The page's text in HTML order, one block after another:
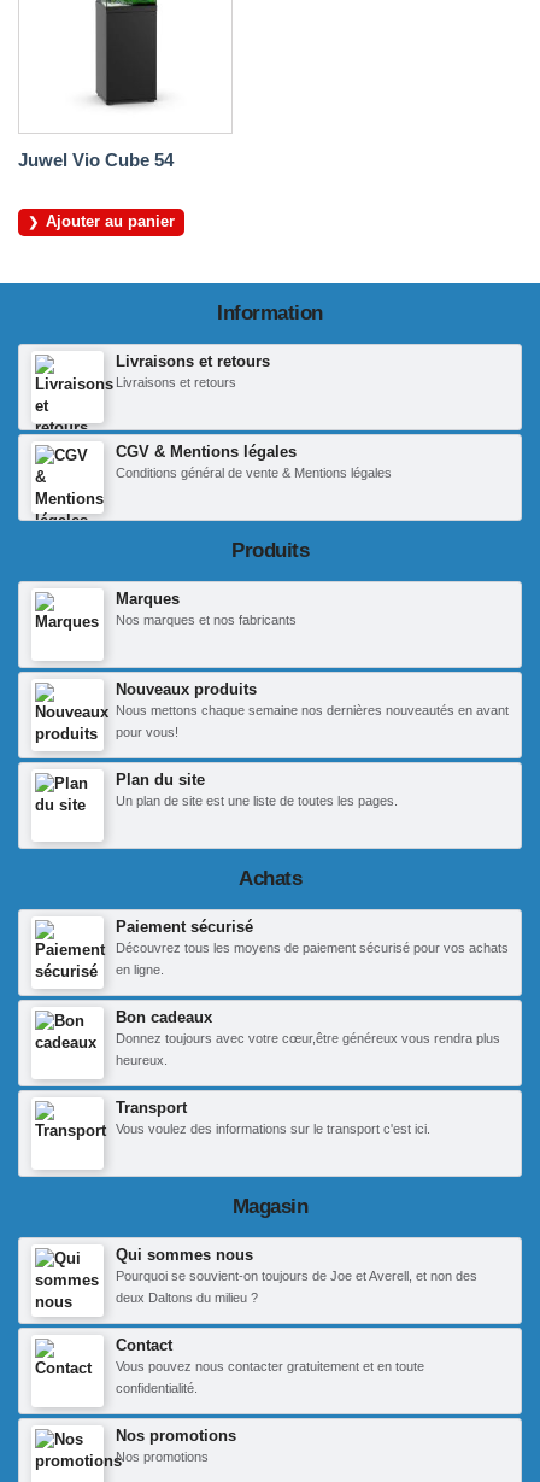
Juwel Vio Cube 54
Ajouter au panier
Information
Livraisons et retours
Livraisons et retours
CGV & Mentions légales
Conditions général de vente & Mentions légales
Produits
Marques
Nos marques et nos fabricants
Nouveaux produits
Nous mettons chaque semaine nos dernières nouveautés en avant
pour vous!
Plan du site
Un plan de site est une liste de toutes les pages.
Achats
Paiement sécurisé
Découvrez tous les moyens de paiement sécurisé pour vos achats
en ligne.
Bon cadeaux
Donnez toujours avec votre cœur,être généreux vous rendra plus
heureux.
Transport
Vous voulez des informations sur le transport c'est ici.
Magasin
Qui sommes nous
Pourquoi se souvient-on toujours de Joe et Averell, et non des
deux Daltons du milieu ?
Contact
Vous pouvez nous contacter gratuitement et en toute
confidentialité.
Nos promotions
Nos promotions